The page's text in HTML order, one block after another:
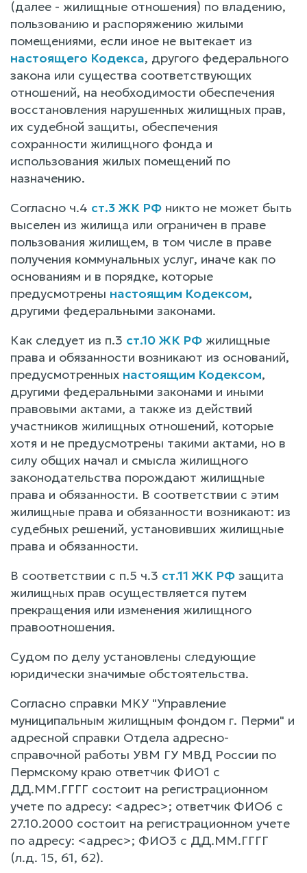
(далее - жилищные отношения) по владению,
пользованию и распоряжению жилыми
помещениями, если иное не вытекает из
настоящего Кодекса, другого федерального
закона или существа соответствующих
отношений, на необходимости обеспечения
восстановления нарушенных жилищных прав,
их судебной защиты, обеспечения
сохранности жилищного фонда и
использования жилых помещений по
назначению.
Согласно ч.4 ст.3 ЖК РФ никто не может быть
выселен из жилища или ограничен в праве
пользования жилищем, в том числе в праве
получения коммунальных услуг, иначе как по
основаниям и в порядке, которые
предусмотрены настоящим Кодексом,
другими федеральными законами.
Как следует из п.3 ст.10 ЖК РФ жилищные
права и обязанности возникают из оснований,
предусмотренных настоящим Кодексом,
другими федеральными законами и иными
правовыми актами, а также из действий
участников жилищных отношений, которые
хотя и не предусмотрены такими актами, но в
силу общих начал и смысла жилищного
законодательства порождают жилищные
права и обязанности. В соответствии с этим
жилищные права и обязанности возникают: из
судебных решений, установивших жилищные
права и обязанности.
В соответствии с п.5 ч.3 ст.11 ЖК РФ защита
жилищных прав осуществляется путем
прекращения или изменения жилищного
правоотношения.
Судом по делу установлены следующие
юридически значимые обстоятельства.
Согласно справки МКУ "Управление
муниципальным жилищным фондом г. Перми" и
адресной справки Отдела адресно-
справочной работы УВМ ГУ МВД России по
Пермскому краю ответчик ФИО1 с
ДД.ММ.ГГГГ состоит на регистрационном
учете по адресу: <адрес>; ответчик ФИО6 с
27.10.2000 состоит на регистрационном учете
по адресу: <адрес>; ФИО3 с ДД.ММ.ГГГГ
(л.д. 15, 61, 62).